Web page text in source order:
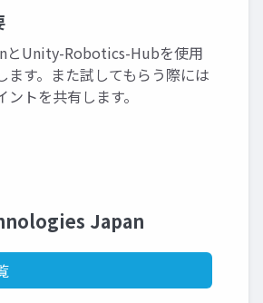
とUnity-Robotics-Hubを使用
ます。また試してもらう際には
ントを共有します。
Japan